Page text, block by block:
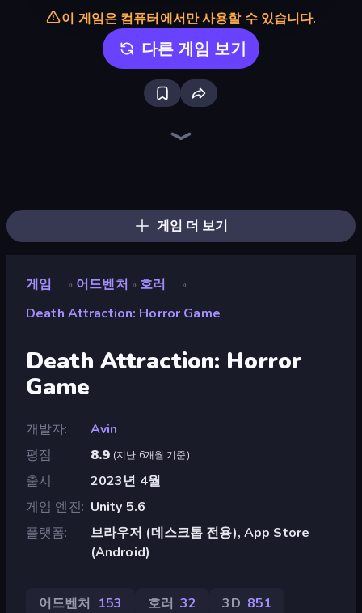
이 게임은 컴퓨터에서만 사용할 수 있습니다.
다른 게임 보기
게임 더 보기
게임 » 어드벤처 » 호러 »
Death Attraction: Horror Game
Death Attraction: Horror
Game
개발자
Avin
평점
8.9 (지난 6개월 기준)
출시
2023년 4월
게임 엔진
Unity 5.6
플랫폼
브라우저 (데스크톱 전용), App Store
(Android)
어드벤처 153 호러 32 3D 851